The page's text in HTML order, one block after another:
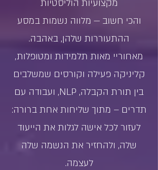
מקצועיות הוליסטיות
והכי חשוב — מלווה נשמות במסע
ההתעוררות שלהן, באהבה.
מאחוריי מאות תלמידות ומטופלות,
קליניקה פעילה וקורסים שמשלבים
בין תורת הקבלה, NLP, ועבודה עם
תדרים – מתוך שליחות אחת ברורה:
לעזור לכל אישה לגלות את הייעוד
שלה, ולהחזיר את הנשמה שלה
לעצמה.